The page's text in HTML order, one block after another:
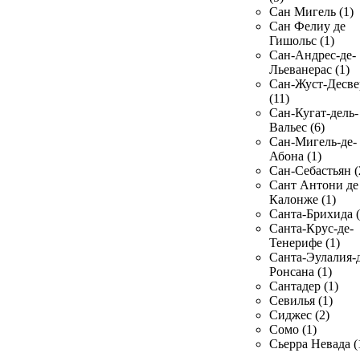
Сан Мигель (1)
Сан Фелиу де
Гишольс (1)
Сан-Андрес-де-
Льеванерас (1)
Сан-Жуст-
(11)
Сан-Кугат-дель-
Вальес (6)
Сан-Мигель-де-
Абона (1)
Сан-Себастьян
Сант Антони де
Калонже (1)
Санта-Брихида
Санта-Крус-де-
Тенерифе (1)
Санта-Эулалия-
Ронсана (1)
Сантадер (1)
Севилья (1)
Сиджес (2)
Сомо (1)
Сьерра Невада